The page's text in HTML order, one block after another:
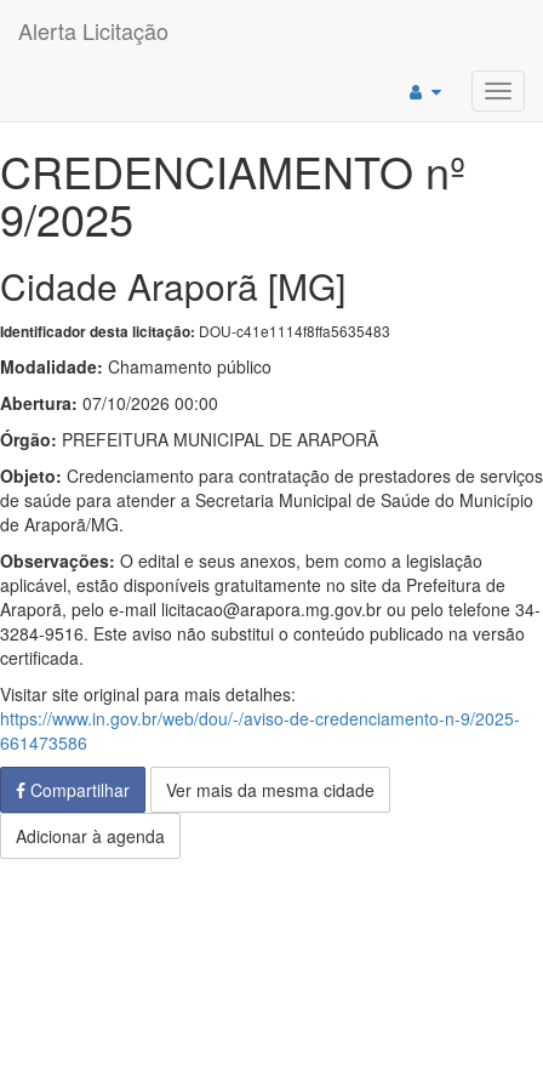
Alerta Licitação
CREDENCIAMENTO nº
9/2025
Cidade Araporã [MG]
Identificador desta licitação: DOU-c41e1114f8ffa5635483
Modalidade: Chamamento público
Abertura: 07/10/2026 00:00
Órgão: PREFEITURA MUNICIPAL DE ARAPORÃ
Objeto: Credenciamento para contratação de prestadores de serviços
de saúde para atender a Secretaria Municipal de Saúde do Município
de Araporã/MG.
Observações: O edital e seus anexos, bem como a legislação
aplicável, estão disponíveis gratuitamente no site da Prefeitura de
Araporã, pelo e-mail licitacao@arapora.mg.gov.br ou pelo telefone 34-
3284-9516. Este aviso não substitui o conteúdo publicado na versão
certificada.
Visitar site original para mais detalhes:
https://www.in.gov.br/web/dou/-/aviso-de-credenciamento-n-9/2025-
661473586
Compartilhar
Ver mais da mesma cidade
Adicionar à agenda